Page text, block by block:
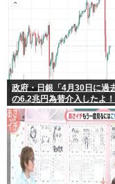
政府・日銀「4月30日に過
の6.2兆円為替介入したよ
てよ！」